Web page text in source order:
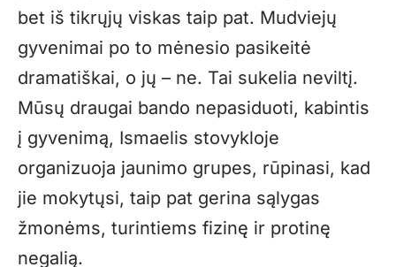
bet iš tikrųjų viskas taip pat. Mudviejų
gyvenimai po to mėnesio pasikeitė
dramatiškai, o jų – ne. Tai sukelia neviltį.
Mūsų draugai bando nepasiduoti, kabintis
į gyvenimą, Ismaelis stovykloje
organizuoja jaunimo grupes, rūpinasi, kad
jie mokytųsi, taip pat gerina sąlygas
žmonėms, turintiems fizinę ir protinę
negalią.